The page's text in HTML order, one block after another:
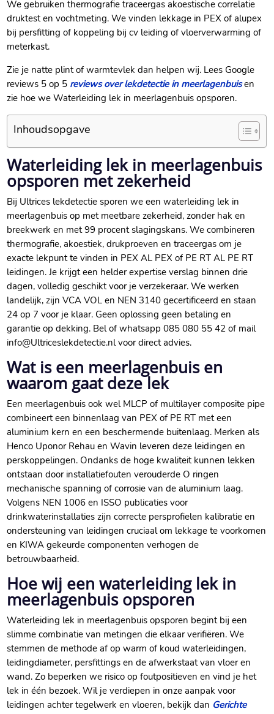
We gebruiken thermografie traceergas akoestische correlatie
druktest en vochtmeting.​ We vinden lekkage in PEX of alupex
bij persfitting of koppeling bij cv leiding of vloerverwarming of
meterkast.​
Zie je natte plint of warmtevlek dan helpen wij.​ Lees Google
reviews 5 op 5 reviews over lekdetectie in meerlagenbuisen
zie hoe we Waterleiding lek in meerlagenbuis opsporen.​
Inhoudsopgave
Waterleiding lek in meerlagenbuis
opsporen met zekerheid
Bij Ultrices lekdetectie sporen we een waterleiding lek in
meerlagenbuis op met meetbare zekerheid, zonder hak en
breekwerk en met 99 procent slagingskans.​ We combineren
thermografie, akoestiek, drukproeven en traceergas om je
exacte lekpunt te vinden in PEX AL PEX of PE RT AL PE RT
leidingen.​ Je krijgt een helder expertise verslag binnen drie
dagen, volledig geschikt voor je verzekeraar.​ We werken
landelijk, zijn VCA VOL en NEN 3140 gecertificeerd en staan
24 op 7 voor je klaar.​ Geen oplossing geen betaling en
garantie op dekking.​ Bel of whatsapp 085 080 55 42 of mail
info@Ultriceslekdetectie.​nl voor direct advies.​
Wat is een meerlagenbuis en
waarom gaat deze lek
Een meerlagenbuis ook wel MLCP of multilayer composite pipe
combineert een binnenlaag van PEX of PE RT met een
aluminium kern en een beschermende buitenlaag.​ Merken als
Henco Uponor Rehau en Wavin leveren deze leidingen en
perskoppelingen.​ Ondanks de hoge kwaliteit kunnen lekken
ontstaan door installatiefouten verouderde O ringen
mechanische spanning of corrosie van de aluminium laag.​
Volgens NEN 1006 en ISSO publicaties voor
drinkwaterinstallaties zijn correcte persprofielen kalibratie en
ondersteuning van leidingen cruciaal om lekkage te voorkomen
en KIWA gekeurde componenten verhogen de
betrouwbaarheid.​
Hoe wij een waterleiding lek in
meerlagenbuis opsporen
Waterleiding lek in meerlagenbuis opsporen begint bij een
slimme combinatie van metingen die elkaar verifiëren.​ We
stemmen de methode af op warm of koud waterleidingen,
leidingdiameter, persfittings en de afwerkstaat van vloer en
wand.​ Zo beperken we risico op foutpositieven en vind je het
lek in één bezoek.​ Wil je verdiepen in onze aanpak voor
leidingen achter tegelwerk en vloeren, bekijk dan Gerichte